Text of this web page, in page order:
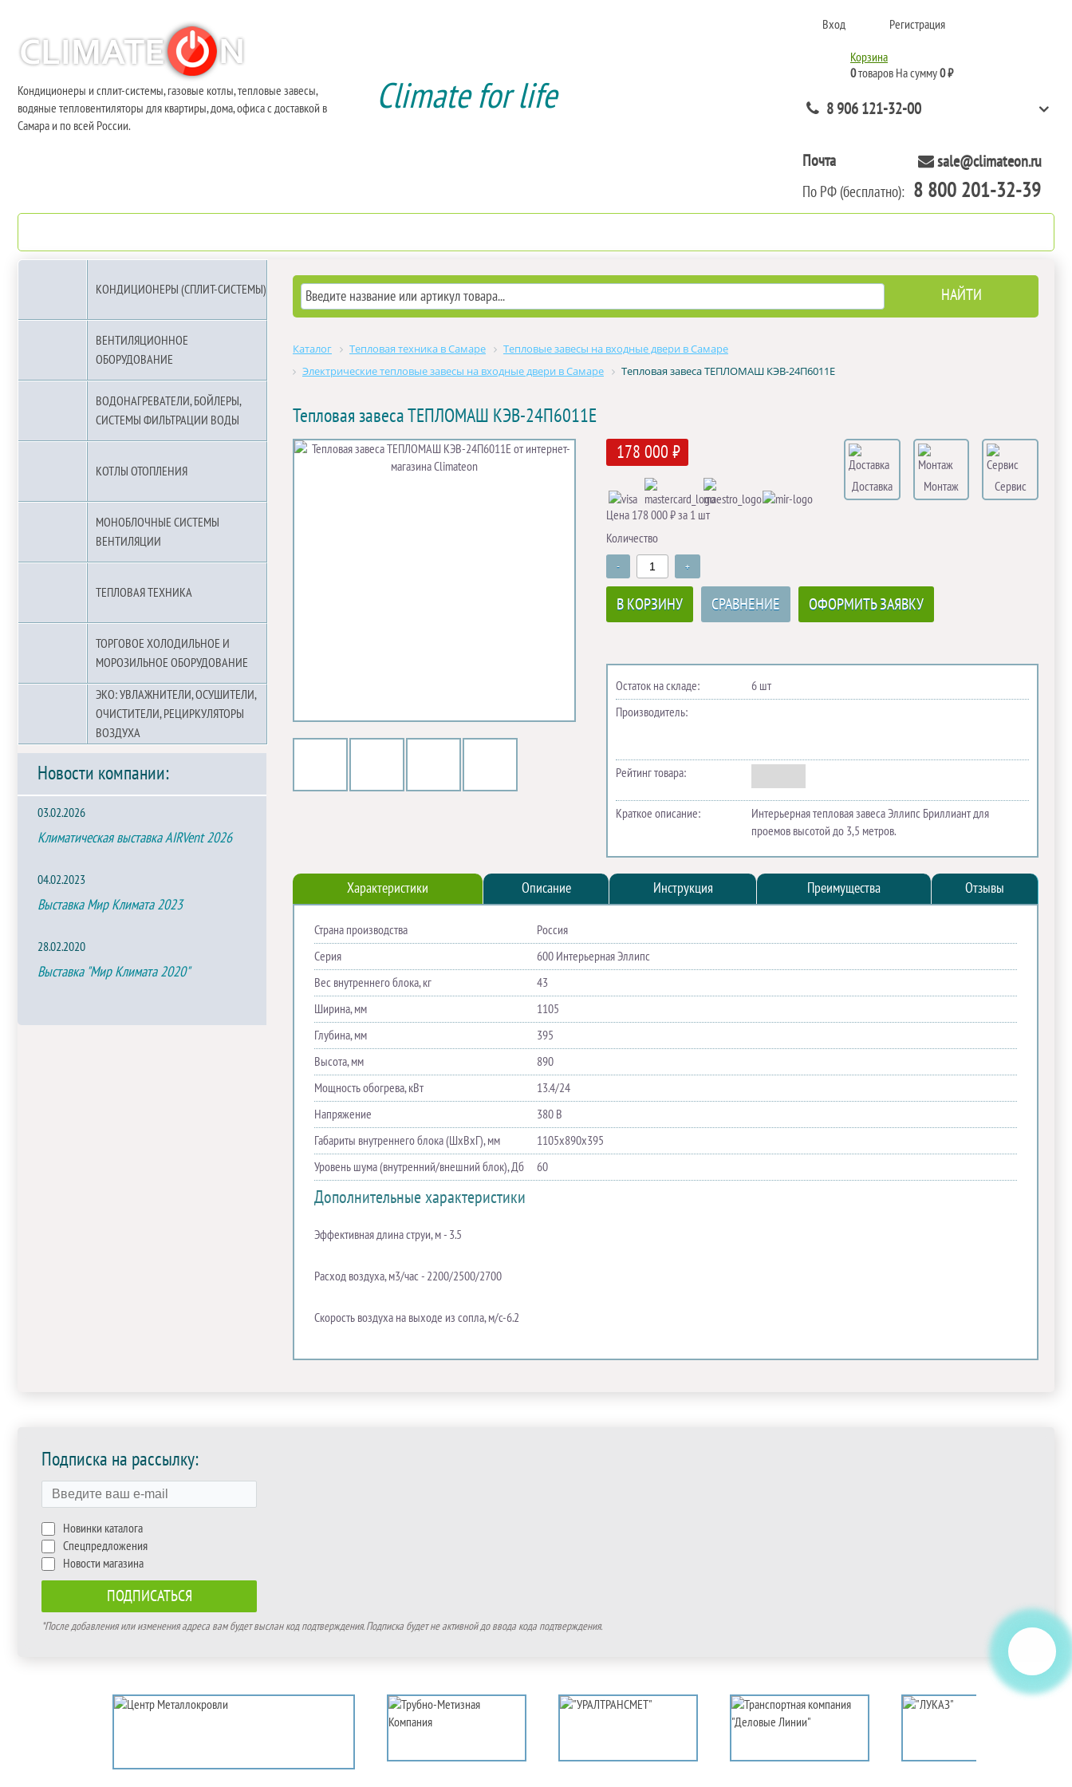
Кондиционеры и сплит-системы, газовые котлы, тепловые завесы,
водяные тепловентиляторы для квартиры, дома, офиса с доставкой в
Самара и по всей России.
Climate for life
Вход Регистрация
Корзина
0товаров На сумму0 ₽
8 906 121-32-00
Почта sale@climateon.ru
По РФ (бесплатно): 8 800 201-32-39
КОНДИЦИОНЕРЫ (СПЛИТ-СИСТЕМЫ)
ВЕНТИЛЯЦИОННОЕ
ОБОРУДОВАНИЕ
ВОДОНАГРЕВАТЕЛИ, БОЙЛЕРЫ,
СИСТЕМЫ ФИЛЬТРАЦИИ ВОДЫ
КОТЛЫ ОТОПЛЕНИЯ
МОНОБЛОЧНЫЕ СИСТЕМЫ
ВЕНТИЛЯЦИИ
ТЕПЛОВАЯ ТЕХНИКА
ТОРГОВОЕ ХОЛОДИЛЬНОЕ И
МОРОЗИЛЬНОЕ ОБОРУДОВАНИЕ
ЭКО: УВЛАЖНИТЕЛИ, ОСУШИТЕЛИ,
ОЧИСТИТЕЛИ, РЕЦИРКУЛЯТОРЫ
ВОЗДУХА
Новости компании:
03.02.2026
Климатическая выставка AIRVent 2026
04.02.2023
Выставка Мир Климата 2023
28.02.2020
Выставка "Мир Климата 2020"
Каталог Тепловая техника в Самаре
Тепловые завесы на входные двери в Самаре
Электрические тепловые завесы на входные двери в Самаре
Тепловая завеса ТЕПЛОМАШ КЭВ-24П6011Е
Тепловая завеса ТЕПЛОМАШ КЭВ-24П6011Е
178 000 ₽
Доставка Монтаж
Сервис
Цена 178 000 ₽ за 1 шт
Количество
- +
В КОРЗИНУ СРАВНЕНИЕ ОФОРМИТЬ ЗАЯВКУ
Остаток на складе:
6 шт
Производитель:
Рейтинг товара:
Краткое описание:
Интерьерная тепловая завеса Эллипс Бриллиант для
проемов высотой до 3,5 метров.
Характеристики Описание Инструкция Преимущества Отзывы
Страна производства
Россия
Серия
600 Интерьерная Эллипс
Вес внутреннего блока, кг
43
Ширина, мм
1105
Глубина, мм
395
Высота, мм
890
Мощность обогрева, кВт
13.4/24
Напряжение
380 В
Габариты внутреннего блока (ШхВхГ), мм
1105х890х395
Уровень шума (внутренний/внешний блок), Дб
60
Дополнительные характеристики
Эффективная длина струи, м - 3.5
Расход воздуха, м3/час - 2200/2500/2700
Скорость воздуха на выходе из сопла, м/с-6.2
Подписка на рассылку:
Новинки каталога
Спецпредложения
Новости магазина
*После добавления или изменения адреса вам будет выслан код подтверждения. Подписка будет не активной до ввода кода подтверждения.